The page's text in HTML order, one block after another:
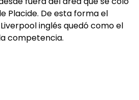
Placide. De esta forma el
inglés quedó como el
competencia.